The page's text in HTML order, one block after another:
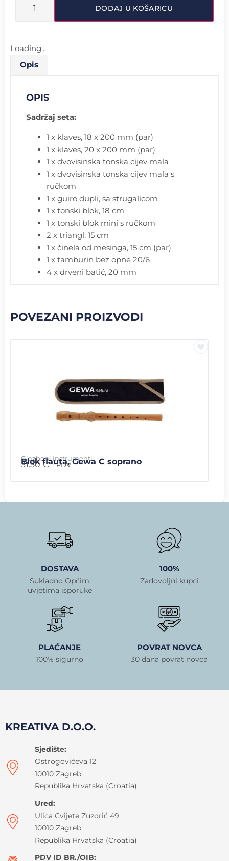
DODAJ U KOŠARICU
Loading...
Opis
OPIS
Sadržaj seta:
1 x klaves, 18 x 200 mm (par)
1 x klaves, 20 x 200 mm (par)
1 x dvovisinska tonska cijev mala
1 x dvovisinska tonska cijev mala s
ručkom
1 x guiro dupli, sa strugalicom
1 x tonski blok, 18 cm
1 x tonski blok mini s ručkom
2 x triangl, 15 cm
1 x činela od mesinga, 15 cm (par)
1 x tamburin bez opne 20/6
4 x drveni batić, 20 mm
POVEZANI PROIZVODI
Glazbeni instrumenti
Blok flauta, Gewa C soprano
31.50 € + PDV
DOSTAVA
Sukladno Općim
uvjetima isporuke
100%
Zadovoljni kupci
PLAĆANJE
100% sigurno
POVRAT NOVCA
30 dana povrat novca
KREATIVA D.O.O.
Sjedište:
Ostrogovićeva 12
10010 Zagreb
Republika Hrvatska (Croatia)
Ured:
Ulica Cvijete Zuzorić 49
10010 Zagreb
Republika Hrvatska (Croatia)
PDV ID BR./OIB: